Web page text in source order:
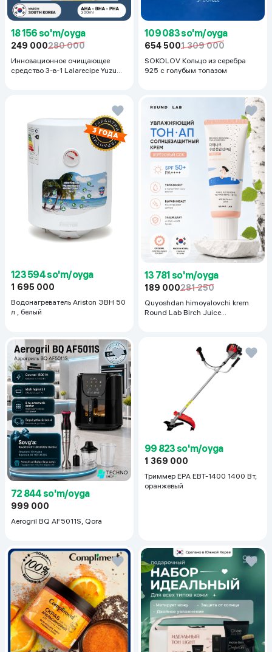
18 156 so'm/oyga
249 000280 000
Инновационное очищающее
средство 3-в-1 Lalarecipe Yuzu
109 083 so'm/oyga
654 5001 309 000
SOKOLOV Кольцо из серебра
925 с голубым топазом
123 594 so'm/oyga
1 695 000
Водонагреватель Ariston ЭВН 50
л , белый
13 781 so'm/oyga
189 000281 250
Quyoshdan himoyalovchi krem
Round Lab Birch Juice
72 844 so'm/oyga
999 000
Aerogril BQ AF5011S, Qora
99 823 so'm/oyga
1 369 000
Триммер EPA EBT-1400 1400 Вт,
оранжевый